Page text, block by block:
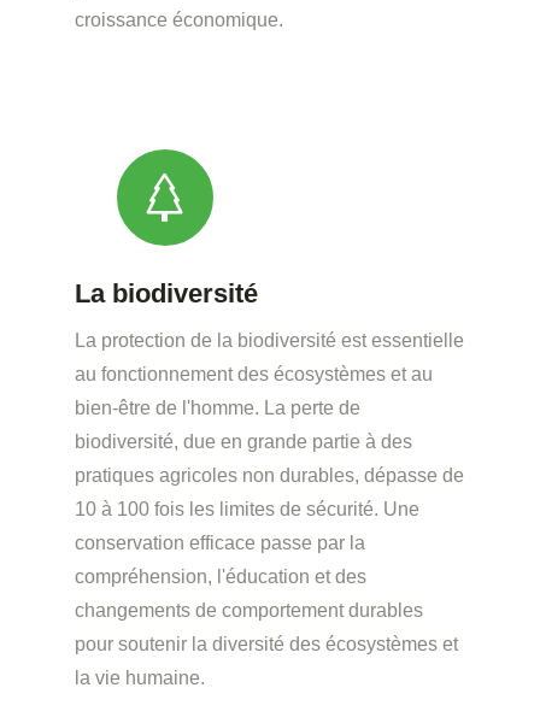
croissance économique.
La biodiversité
La protection de la biodiversité est essentielle
au fonctionnement des écosystèmes et au
bien-être de l'homme. La perte de
biodiversité, due en grande partie à des
pratiques agricoles non durables, dépasse de
10 à 100 fois les limites de sécurité. Une
conservation efficace passe par la
compréhension, l'éducation et des
changements de comportement durables
pour soutenir la diversité des écosystèmes et
la vie humaine.